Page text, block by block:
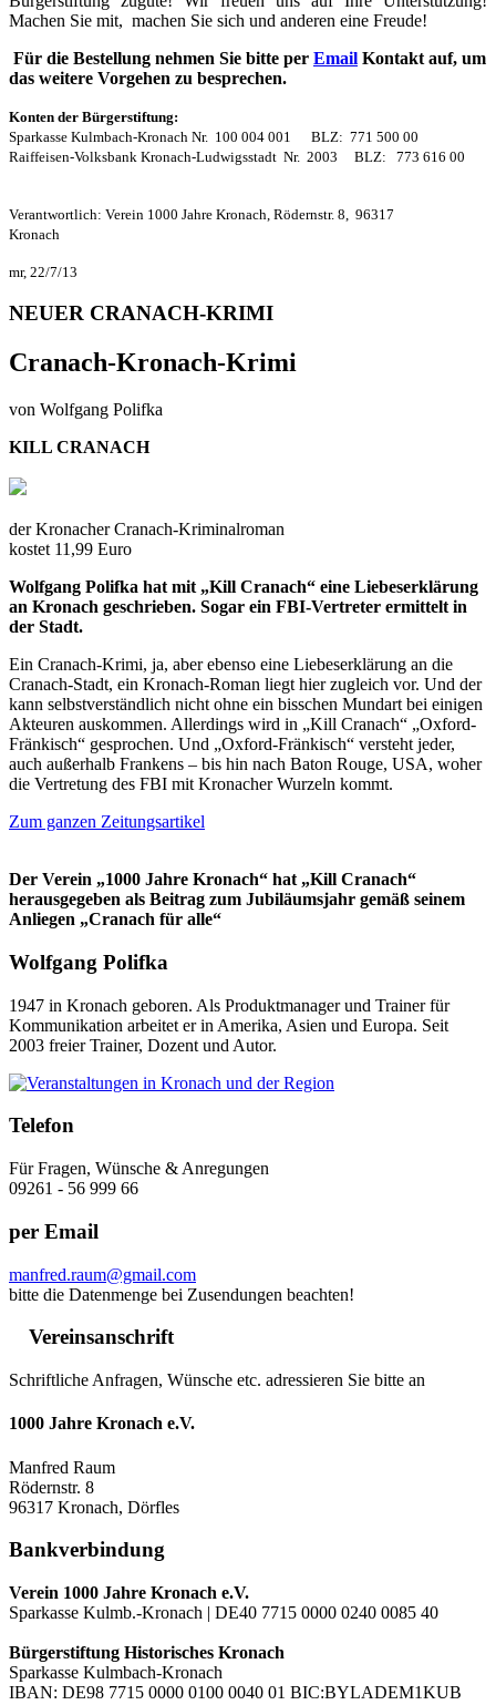
Machen Sie mit, machen Sie sich und anderen eine Freude!
Für die Bestellung nehmen Sie bitte per Email Kontakt auf, um
das weitere Vorgehen zu besprechen.
Konten der Bürgerstiftung:
Sparkasse Kulmbach-Kronach Nr. 100 004 001 BLZ: 771 500 00
Raiffeisen-Volksbank Kronach-Ludwigsstadt Nr. 2003 BLZ: 773 616 00
Verantwortlich: Verein 1000 Jahre Kronach, Rödernstr. 8, 96317
Kronach
mr, 22/7/13
NEUER CRANACH-KRIMI
Cranach-Kronach-Krimi
von Wolfgang Polifka
KILL CRANACH
der Kronacher Cranach-Kriminalroman
kostet 11,99 Euro
Wolfgang Polifka hat mit „Kill Cranach“ eine Liebeserklärung
an Kronach geschrieben. Sogar ein FBI-Vertreter ermittelt in
der Stadt.
Ein Cranach-Krimi, ja, aber ebenso eine Liebeserklärung an die
Cranach-Stadt, ein Kronach-Roman liegt hier zugleich vor. Und der
kann selbstverständlich nicht ohne ein bisschen Mundart bei einigen
Akteuren auskommen. Allerdings wird in „Kill Cranach“ „Oxford-
Fränkisch“ gesprochen. Und „Oxford-Fränkisch“ versteht jeder,
auch außerhalb Frankens – bis hin nach Baton Rouge, USA, woher
die Vertretung des FBI mit Kronacher Wurzeln kommt.
Zum ganzen Zeitungsartikel
Der Verein „1000 Jahre Kronach“ hat „Kill Cranach“
herausgegeben als Beitrag zum Jubiläumsjahr gemäß seinem
Anliegen „Cranach für alle“
Wolfgang Polifka
1947 in Kronach geboren. Als Produktmanager und Trainer für
Kommunikation arbeitet er in Amerika, Asien und Europa. Seit
2003 freier Trainer, Dozent und Autor.
Telefon
Für Fragen, Wünsche & Anregungen
09261 - 56 999 66
per Email
manfred.raum@gmail.com
bitte die Datenmenge bei Zusendungen beachten!
Vereinsanschrift
Schriftliche Anfragen, Wünsche etc. adressieren Sie bitte an
1000 Jahre Kronach e.V.
Manfred Raum
Rödernstr. 8
96317 Kronach, Dörfles
Bankverbindung
Verein 1000 Jahre Kronach e.V.
Sparkasse Kulmb.-Kronach | DE40 7715 0000 0240 0085 40
Bürgerstiftung Historisches Kronach
Sparkasse Kulmbach-Kronach
IBAN: DE98 7715 0000 0100 0040 01 BIC:BYLADEM1KUB